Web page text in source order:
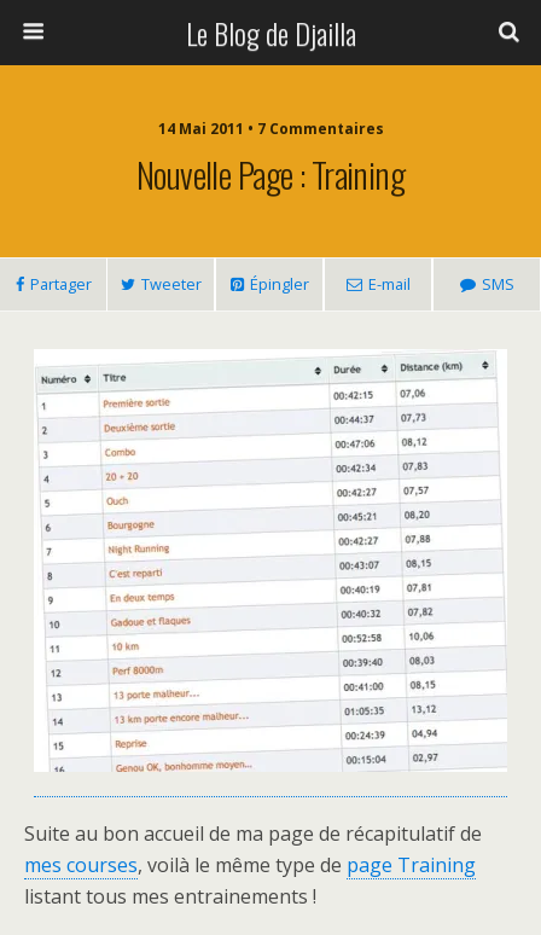
Le Blog de Djailla
14 Mai 2011 • 7 Commentaires
Nouvelle Page : Training
Partager Tweeter Épingler E-mail SMS
Suite au bon accueil de ma page de récapitulatif de
mes courses, voilà le même type de page Training
listant tous mes entrainements !